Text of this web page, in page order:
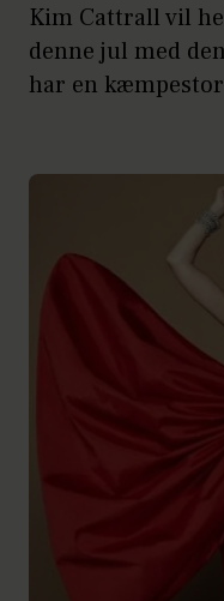
Kim Cattrall vil
denne jul med
har en